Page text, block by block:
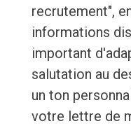
recrutement",
informations
important
salutation au
un ton
votre lettre de